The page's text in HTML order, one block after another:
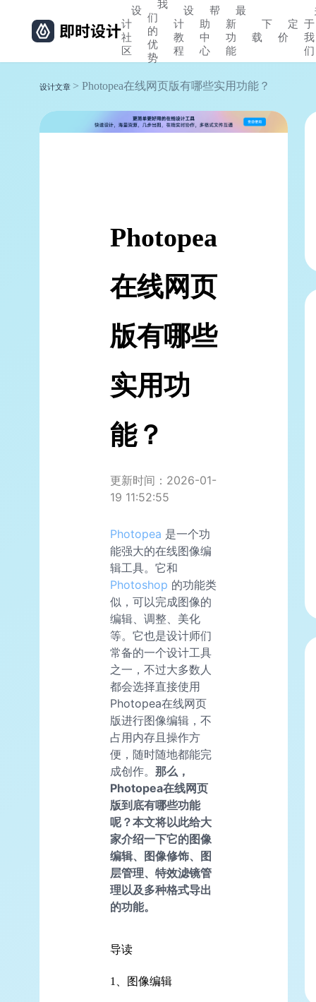
设
计
社
区
我
们
的
优
势
设
计
教
程
帮
助
中
心
最
新
功
能
下
载
定
价
于
我
们
设计文章 > Photopea在线网页版有哪些实用功能？
Photopea
在线网页
版有哪些
实用功
能？
更新时间：2026-01-
19 11:52:55
Photopea 是一个功
能强大的在线图像编
辑工具。它和
Photoshop 的功能类
似，可以完成图像的
编辑、调整、美化
等。它也是设计师们
常备的一个设计工具
之一，不过大多数人
都会选择直接使用
Photopea在线网页
版进行图像编辑，不
占用内存且操作方
便，随时随地都能完
成创作。 那么，
Photopea在线网页
版到底有哪些功能
呢？本文将以此给大
家介绍一下它的图像
编辑、图像修饰、图
层管理、特效滤镜管
理以及多种格式导出
的功能。
导读
1、图像编辑